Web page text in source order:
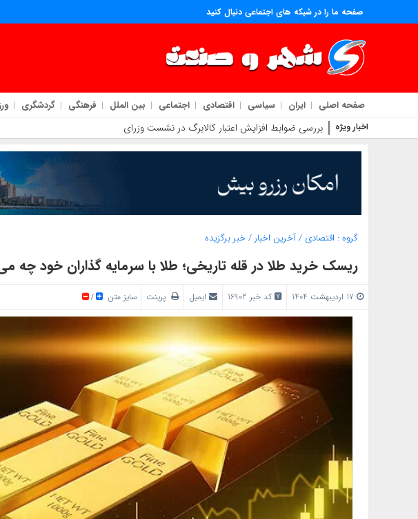
صفحه ما را در شبکه های اجتماعی دنبال کنید
صفحه اصلی ایران سیاسی اقتصادی اجتماعی بین الملل فرهنگی گردشگری
اخبار ویژه بررسی ضوابط افزایش اعتبار کالابرگ در نشست وزرای اقتصاد و کار
گروه : اقتصادی /آخرین اخبار /خبر برگزیده
ریسک خرید طلا در قله تاریخی؛ طلا با سرمایه گذاران خود چه
کد خبر 16902 ایمیل پرینت سایز متن /